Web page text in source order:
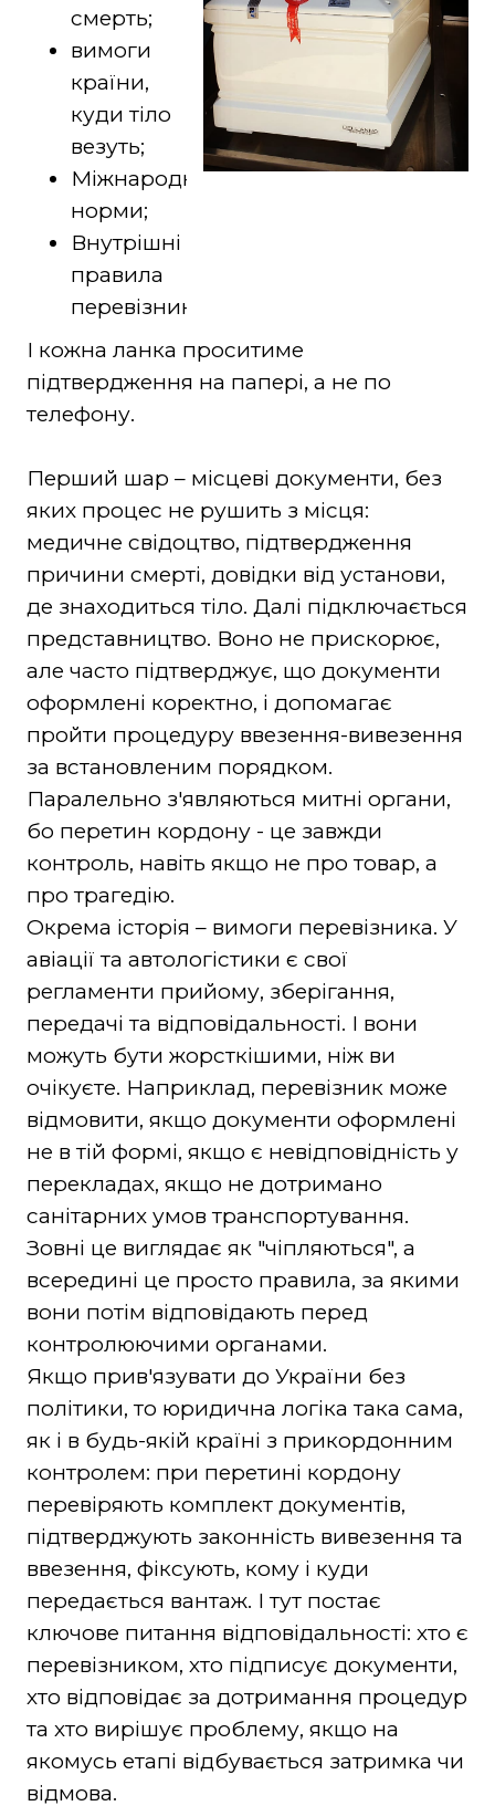
смерть;
вимоги
країни,
куди тіло
везуть;
Міжнародні
норми;
Внутрішні
правила
перевізника.
І кожна ланка проситиме
підтвердження на папері, а не по
телефону.
Перший шар – місцеві документи, без
яких процес не рушить з місця:
медичне свідоцтво, підтвердження
причини смерті, довідки від установи,
де знаходиться тіло. Далі підключається
представництво. Воно не прискорює,
але часто підтверджує, що документи
оформлені коректно, і допомагає
пройти процедуру ввезення-вивезення
за встановленим порядком.
Паралельно з'являються митні органи,
бо перетин кордону - це завжди
контроль, навіть якщо не про товар, а
про трагедію.
Окрема історія – вимоги перевізника. У
авіації та автологістики є свої
регламенти прийому, зберігання,
передачі та відповідальності. І вони
можуть бути жорсткішими, ніж ви
очікуєте. Наприклад, перевізник може
відмовити, якщо документи оформлені
не в тій формі, якщо є невідповідність у
перекладах, якщо не дотримано
санітарних умов транспортування.
Зовні це виглядає як "чіпляються", а
всередині це просто правила, за якими
вони потім відповідають перед
контролюючими органами.
Якщо прив'язувати до України без
політики, то юридична логіка така сама,
як і в будь-якій країні з прикордонним
контролем: при перетині кордону
перевіряють комплект документів,
підтверджують законність вивезення та
ввезення, фіксують, кому і куди
передається вантаж. І тут постає
ключове питання відповідальності: хто є
перевізником, хто підписує документи,
хто відповідає за дотримання процедур
та хто вирішує проблему, якщо на
якомусь етапі відбувається затримка чи
відмова.